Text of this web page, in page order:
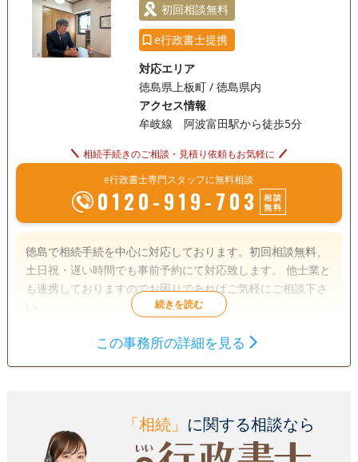
初回相談無料
e行政書士提携
対応エリア
徳島県上板町 / 徳島県内
アクセス情報
牟岐線 阿波富田駅から徒歩5分
相続手続きのご相談・見積り依頼もお気軽に
e行政書士専門スタッフに無料相談
0120-919-703
相談
無料
徳島で相続手続を中心に対応しております。初回相談無料、
土日祝・遅い時間でも事前予約にて対応致します。 他士業と
も連携しておりますのでお困りであればご気軽にご相談下さ
遺産分割
電話相談可 土日相談可 初回相談無料
この事務所の詳細を見る
「相続」 に関する相談なら